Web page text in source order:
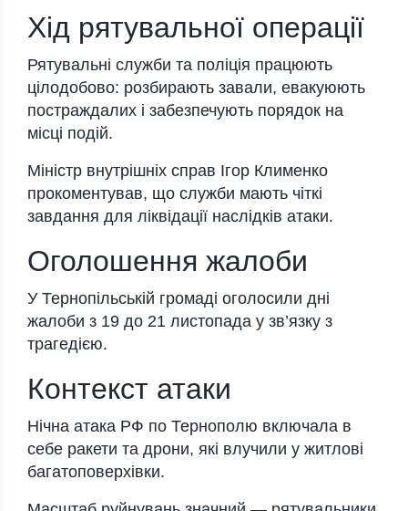
Хід рятувальної операції
Рятувальні служби та поліція працюють
цілодобово: розбирають завали, евакуюють
постраждалих і забезпечують порядок на
місці подій.
Міністр внутрішніх справ Ігор Клименко
прокоментував, що служби мають чіткі
завдання для ліквідації наслідків атаки.
Оголошення жалоби
У Тернопільській громаді оголосили дні
жалоби з 19 до 21 листопада у зв’язку з
трагедією.
Контекст атаки
Нічна атака РФ по Тернополю включала в
себе ракети та дрони, які влучили у житлові
багатоповерхівки.